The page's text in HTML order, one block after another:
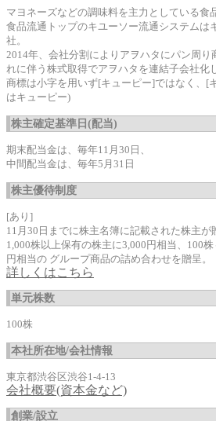
マヨネーズなどの調味料を主力としている食
食品流通トップのキユーソー流通システムは
社。
2014年、会社分割によりアヲハタにパン周り
れに伴う株式取得でアヲハタを連結子会社化
商標は小字を用いず[キューピー]ではなく、[
はキューピー)
株主確定基準日(配当)
期末配当金は、毎年11月30日、
中間配当金は、毎年5月31日
株主優待制度
[あり]
11月30日までに株主名簿に記載された株主が
1,000株以上保有の株主に3,000円相当、100
円相当の グループ商品の詰め合わせを贈呈。
詳しくはこちら
単元株数
100株
本社所在地/会社情報
東京都渋谷区渋谷1-4-13
会社概要(資本金など)
創業/設立